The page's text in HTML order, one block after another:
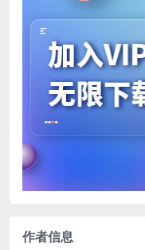
作者信息